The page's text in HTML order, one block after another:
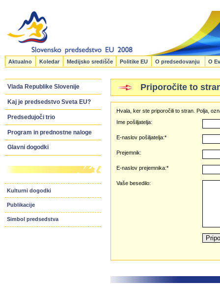
Aktualno Koledar Medijsko središče Politike EU O predsedovanju O
Vlada Republike Slovenije
Kaj je predsedstvo Sveta EU?
Predsedujoči trio
Program in prednostne naloge
Glavni dogodki
Kulturni dogodki
Publikacije
Simbol predsedstva
Priporočite to
Hvala, ker ste priporočili to stran. Polja,
Ime pošiljatelja:
E-naslov pošiljatelja:*
Prejemnik:
E-naslov prejemnika:*
Vaše besedilo: